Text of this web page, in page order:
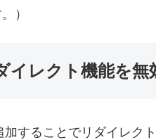
）
イレクト機能を無
することでリダイレク